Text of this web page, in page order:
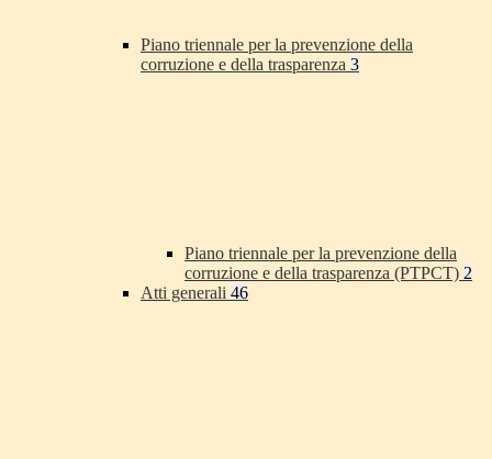
Piano triennale per la prevenzione della
corruzione e della trasparenza 3
Piano triennale per la prevenzione della
corruzione e della trasparenza (PTPCT) 2
Atti generali 46